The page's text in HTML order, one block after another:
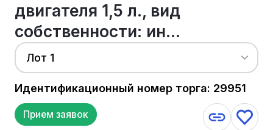
двигателя 1,5 л., вид
собственности: ин...
Лот 1
Идентификационный номер торга: 29951
Прием заявок